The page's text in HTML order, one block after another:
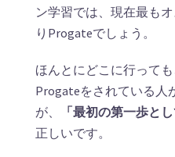
ン学習では、現在最も
りProgateでしょう。
ほんとにどこに行って
Progateをされている人
が、
「最初の第一歩と
正しいです。